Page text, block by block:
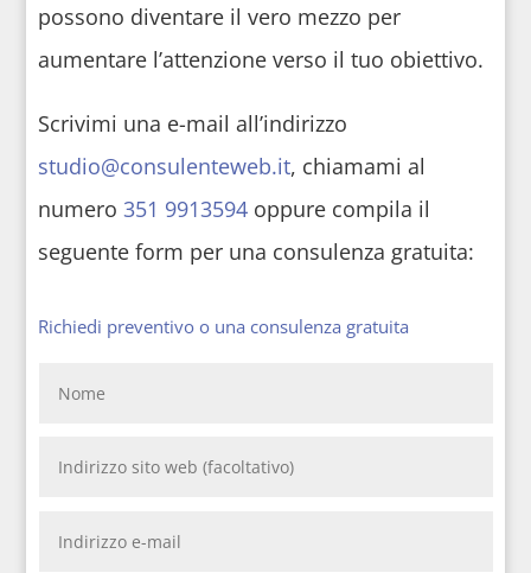
possono diventare il vero mezzo per
aumentare l’attenzione verso il tuo obiettivo.
Scrivimi una e-mail all’indirizzo
studio@consulenteweb.it, chiamami al
numero351 9913594 oppure compila il
seguente form per una consulenza gratuita:
Richiedi preventivo o una consulenza gratuita